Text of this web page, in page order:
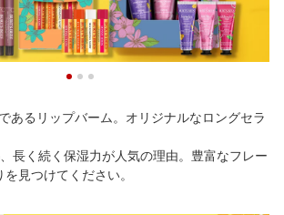
あるリップバーム。オリジナルなロングセラ
長く続く保湿力が人気の理由。豊富なフレー
見つけてください。